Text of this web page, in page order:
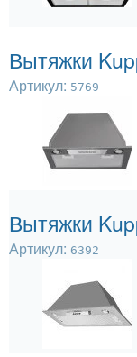
Вытяжки
Артикул: 5769
Вытяжки
Артикул: 6392